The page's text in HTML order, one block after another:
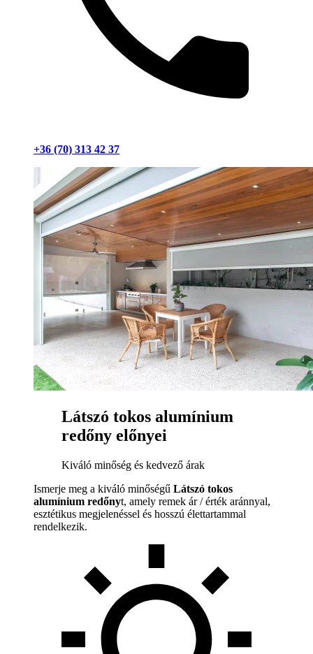
+36 (70) 313 42 37
Látszó tokos alumínium
redőny előnyei
Kiváló minőség és kedvező árak
Ismerje meg a kiváló minőségű Látszó tokos
alumínium redőnyt, amely remek ár / érték aránnyal,
esztétikus megjelenéssel és hosszú élettartammal
rendelkezik.